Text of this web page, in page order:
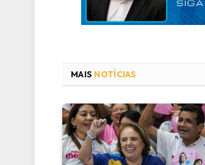
MAIS NOTÍCIAS